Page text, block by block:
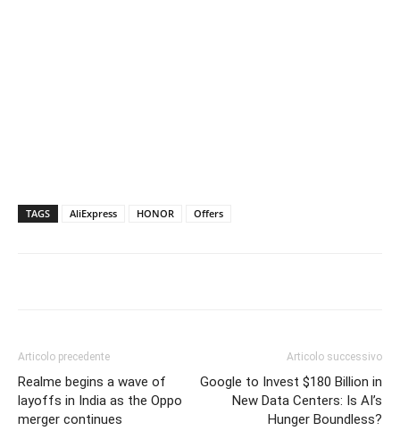
TAGS AliExpress HONOR Offers
Articolo precedente
Realme begins a wave of
layoffs in India as the Oppo
merger continues
Articolo successivo
Google to Invest $180 Billion in
New Data Centers: Is AI’s
Hunger Boundless?